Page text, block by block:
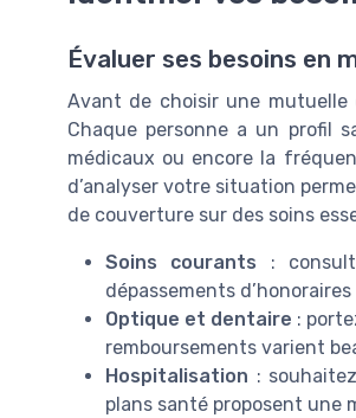
Évaluer ses besoins en
Avant de choisir une mutuelle
Chaque personne a un profil
médicaux ou encore la
d’analyser votre situation
de couverture sur des soins
Soins courants :
dépassements
Optique et dentaire :
remboursements varient
Hospitalisation :
plans santé proposent une